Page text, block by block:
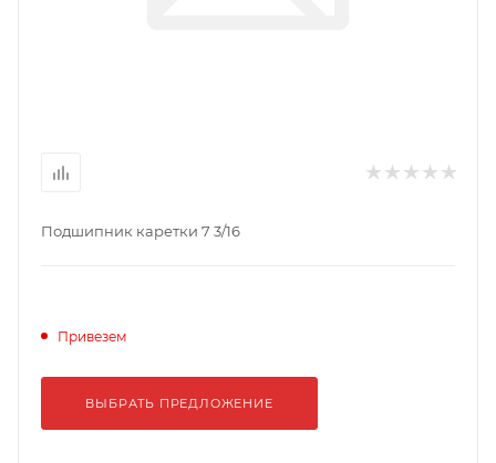
Подшипник каретки 7 3/16
Привезем
ВЫБРАТЬ ПРЕДЛОЖЕНИЕ